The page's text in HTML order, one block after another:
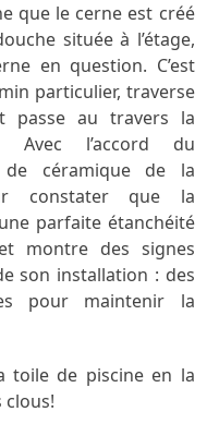
que le cerne est créé
située à l’étage,
en question. C’est
particulier, traverse
passe au travers la
Avec l’accord du
de céramique de la
constater que la
parfaite étanchéité
montre des signes
son installation : des
pour maintenir la
toile de piscine en la
clous!